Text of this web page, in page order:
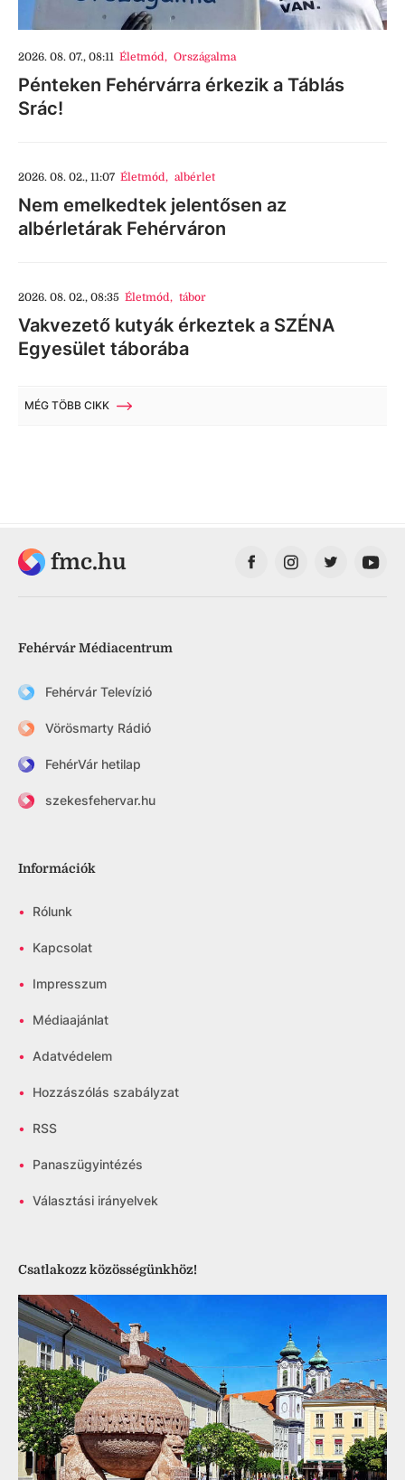
2026. 08. 07., 08:11 Életmód, Országalma
Pénteken Fehérvárra érkezik a Táblás
Srác!
2026. 08. 02., 11:07 Életmód, albérlet
Nem emelkedtek jelentősen az
albérletárak Fehérváron
2026. 08. 02., 08:35 Életmód, tábor
Vakvezető kutyák érkeztek a SZÉNA
Egyesület táborába
MÉG TÖBB CIKK
fmc.hu
Fehérvár Médiacentrum
Fehérvár Televízió
Vörösmarty Rádió
FehérVár hetilap
szekesfehervar.hu
Információk
• Rólunk
• Kapcsolat
• Impresszum
• Médiaajánlat
• Adatvédelem
• Hozzászólás szabályzat
• RSS
• Panaszügyintézés
• Választási irányelvek
Csatlakozz közösségünkhöz!